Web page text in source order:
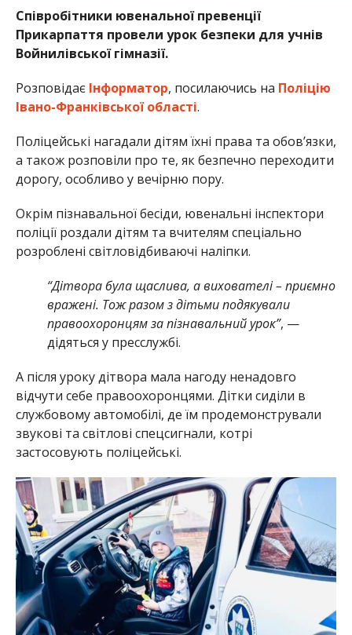
Співробітники ювенальної превенції
Прикарпаття провели урок безпеки для учнів
Войнилівської гімназії.
Розповідає Інформатор, посилаючись на Поліцію
Івано-Франківської області.
Поліцейські нагадали дітям їхні права та обов’язки,
а також розповіли про те, як безпечно переходити
дорогу, особливо у вечірню пору.
Окрім пізнавальної бесіди, ювенальні інспектори
поліції роздали дітям та вчителям спеціально
розроблені світловідбиваючі наліпки.
“Дітвора була щаслива, а вихователі – приємно
вражені. Тож разом з дітьми подякували
правоохоронцям за пізнавальний урок”, —
дідяться у пресслужбі.
А після уроку дітвора мала нагоду ненадовго
відчути себе правоохоронцями. Дітки сиділи в
службовому автомобілі, де їм продемонстрували
звукові та світлові спецсигнали, котрі
застосовують поліцейські.